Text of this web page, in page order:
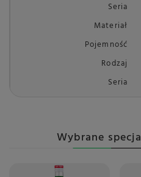
Seria
Materiał
Pojemność
Rodzaj
Seria
Wybrane